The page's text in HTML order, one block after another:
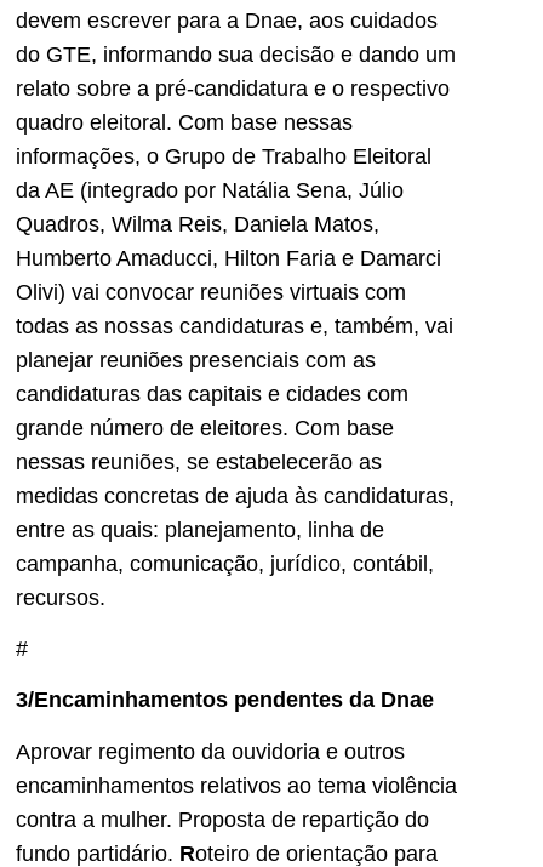
devem escrever para a Dnae, aos cuidados
do GTE, informando sua decisão e dando um
relato sobre a pré-candidatura e o respectivo
quadro eleitoral. Com base nessas
informações, o Grupo de Trabalho Eleitoral
da AE (integrado por Natália Sena, Júlio
Quadros, Wilma Reis, Daniela Matos,
Humberto Amaducci, Hilton Faria e Damarci
Olivi) vai convocar reuniões virtuais com
todas as nossas candidaturas e, também, vai
planejar reuniões presenciais com as
candidaturas das capitais e cidades com
grande número de eleitores. Com base
nessas reuniões, se estabelecerão as
medidas concretas de ajuda às candidaturas,
entre as quais: planejamento, linha de
campanha, comunicação, jurídico, contábil,
recursos.
#
3/Encaminhamentos pendentes da Dnae
Aprovar regimento da ouvidoria e outros
encaminhamentos relativos ao tema violência
contra a mulher. Proposta de repartição do
fundo partidário. Roteiro de orientação para